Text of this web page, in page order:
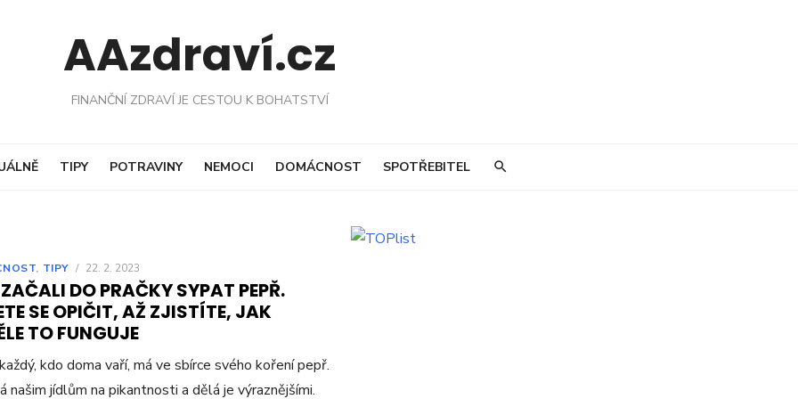
AAzdraví.cz
FINANČNÍ ZDRAVÍ JE CESTOU K BOHATSTVÍ
TIPY POTRAVINY NEMOCI DOMÁCNOST SPOTŘEBITEL
, TIPY / 22. 2. 2023
DO PRAČKY SYPAT PEPŘ.
SE OPIČIT, AŽ ZJISTÍTE, JAK
TO FUNGUJE
kdo doma vaří, má ve sbírce svého koření pepř.
našim jídlům na pikantnosti a dělá je výraznějšími.